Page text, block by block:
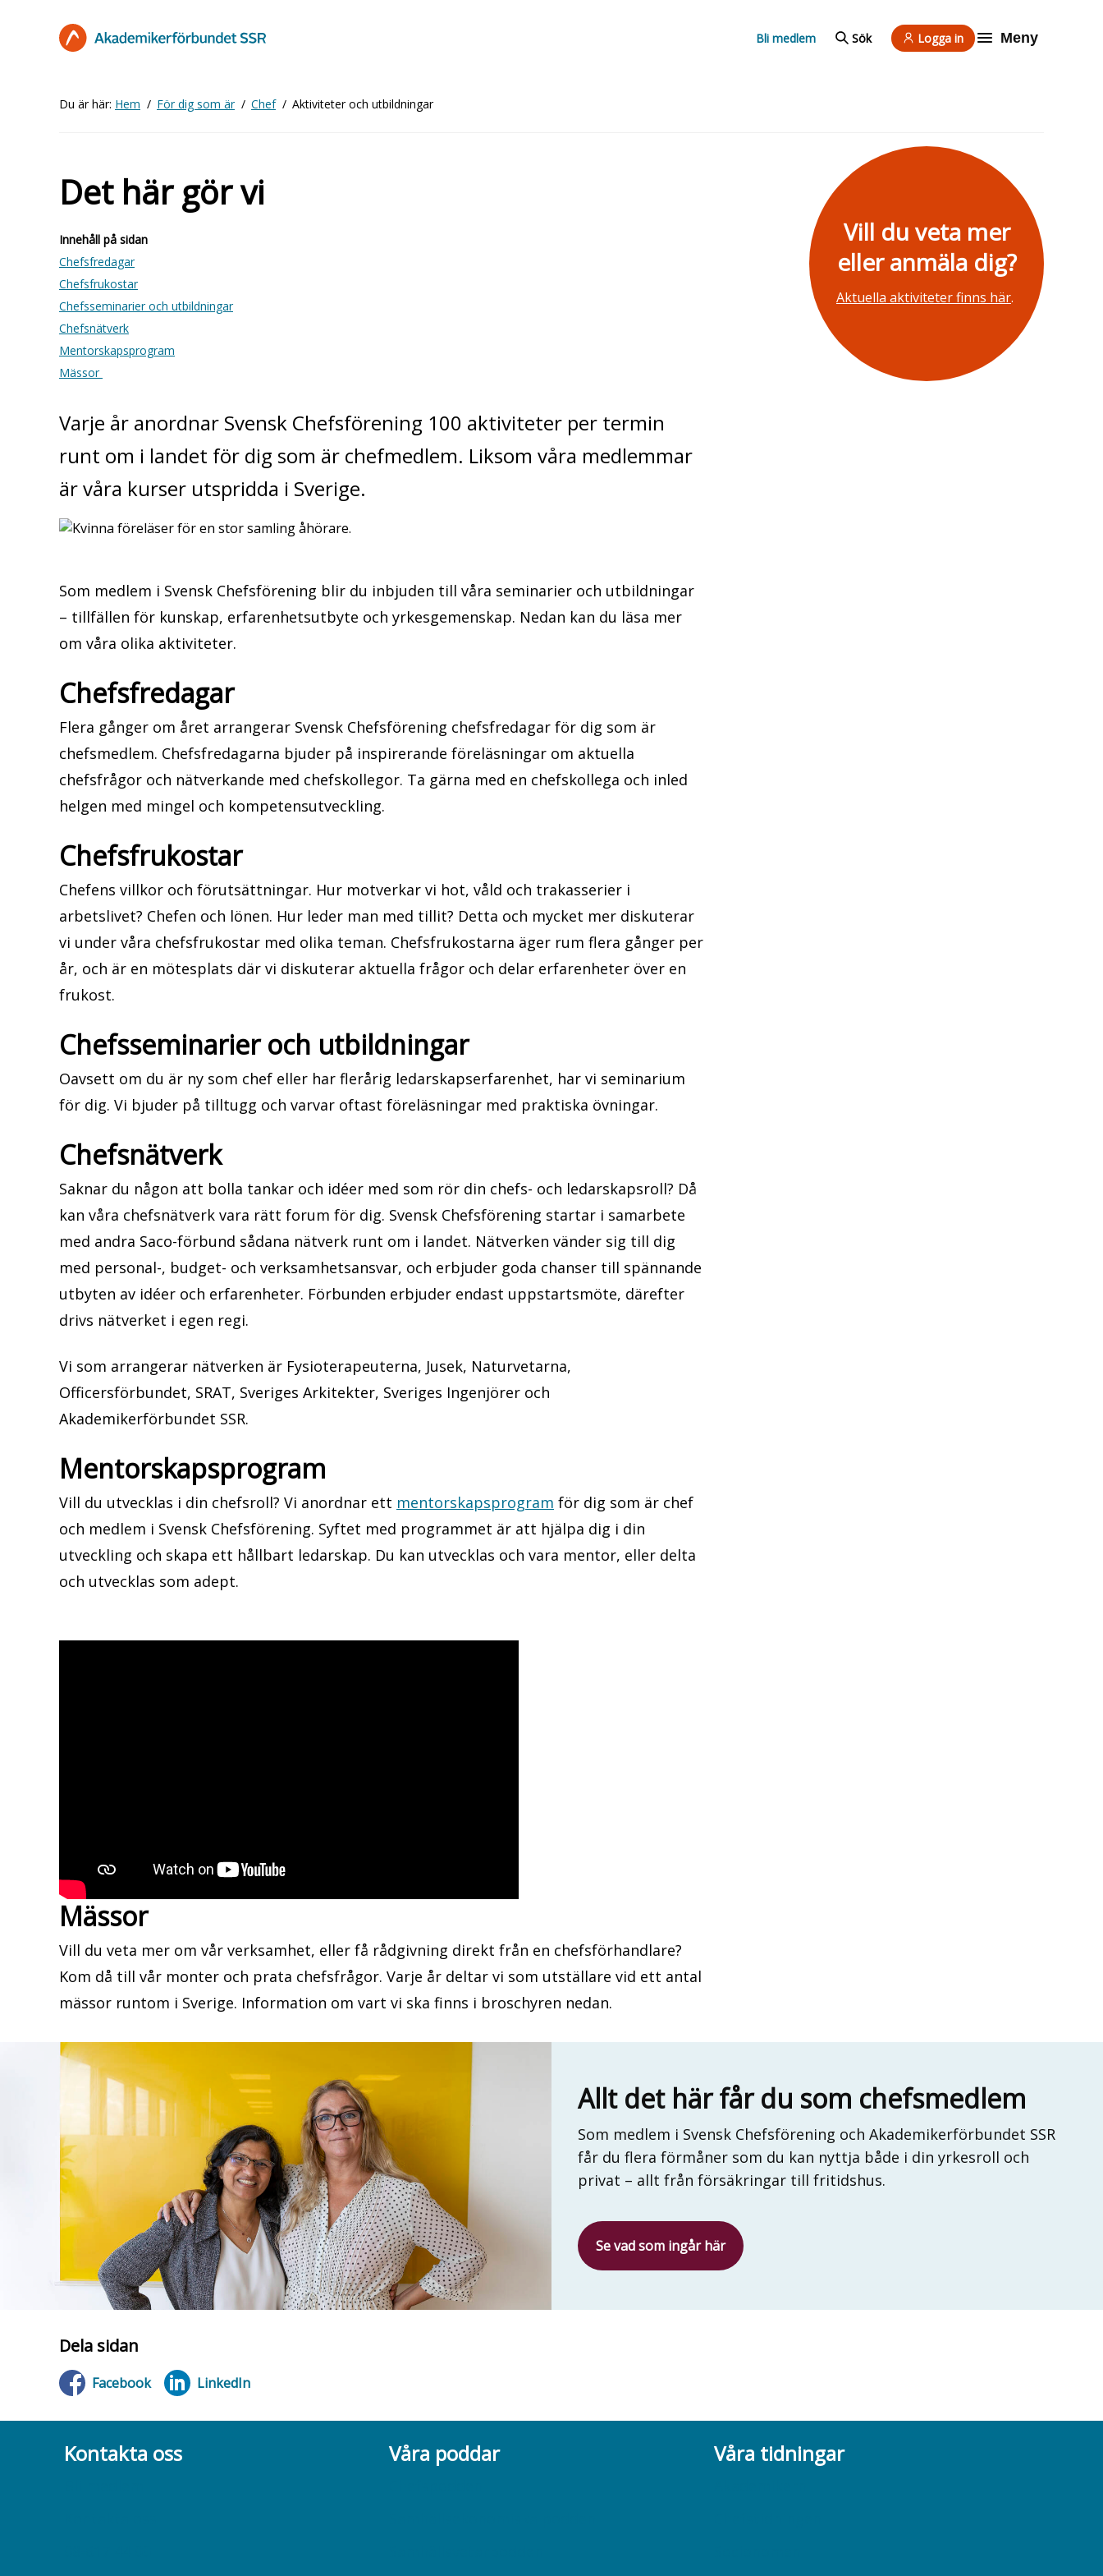
Bli medlem Sök Logga in Meny
Du är här: Hem För dig som är Chef Aktiviteter och utbildningar
Det här gör vi
Innehåll på sidan
Chefsfredagar
Chefsfrukostar
Chefsseminarier och utbildningar
Chefsnätverk
Mentorskapsprogram
Mässor
Varje år anordnar Svensk Chefsförening 100 aktiviteter per termin
runt om i landet för dig som är chefmedlem. Liksom våra medlemmar
är våra kurser utspridda i Sverige.
Som medlem i Svensk Chefsförening blir du inbjuden till våra seminarier och utbildningar
– tillfällen för kunskap, erfarenhetsutbyte och yrkesgemenskap. Nedan kan du läsa mer
om våra olika aktiviteter.
Chefsfredagar
Flera gånger om året arrangerar Svensk Chefsförening chefsfredagar för dig som är
chefsmedlem. Chefsfredagarna bjuder på inspirerande föreläsningar om aktuella
chefsfrågor och nätverkande med chefskollegor. Ta gärna med en chefskollega och inled
helgen med mingel och kompetensutveckling.
Chefsfrukostar
Chefens villkor och förutsättningar. Hur motverkar vi hot, våld och trakasserier i
arbetslivet? Chefen och lönen. Hur leder man med tillit? Detta och mycket mer diskuterar
vi under våra chefsfrukostar med olika teman. Chefsfrukostarna äger rum flera gånger per
år, och är en mötesplats där vi diskuterar aktuella frågor och delar erfarenheter över en
frukost.
Chefsseminarier och utbildningar
Oavsett om du är ny som chef eller har flerårig ledarskapserfarenhet, har vi seminarium
för dig. Vi bjuder på tilltugg och varvar oftast föreläsningar med praktiska övningar.
Chefsnätverk
Saknar du någon att bolla tankar och idéer med som rör din chefs- och ledarskapsroll? Då
kan våra chefsnätverk vara rätt forum för dig. Svensk Chefsförening startar i samarbete
med andra Saco-förbund sådana nätverk runt om i landet. Nätverken vänder sig till dig
med personal-, budget- och verksamhetsansvar, och erbjuder goda chanser till spännande
utbyten av idéer och erfarenheter. Förbunden erbjuder endast uppstartsmöte, därefter
drivs nätverket i egen regi.
Vi som arrangerar nätverken är Fysioterapeuterna, Jusek, Naturvetarna,
Officersförbundet, SRAT, Sveriges Arkitekter, Sveriges Ingenjörer och
Akademikerförbundet SSR.
Mentorskapsprogram
Vill du utvecklas i din chefsroll? Vi anordnar ett mentorskapsprogram för dig som är chef
och medlem i Svensk Chefsförening. Syftet med programmet är att hjälpa dig i din
utveckling och skapa ett hållbart ledarskap. Du kan utvecklas och vara mentor, eller delta
och utvecklas som adept.
Mässor
Vill du veta mer om vår verksamhet, eller få rådgivning direkt från en chefsförhandlare?
Kom då till vår monter och prata chefsfrågor. Varje år deltar vi som utställare vid ett antal
mässor runtom i Sverige. Information om vart vi ska finns i broschyren nedan.
Vill du veta mer
eller anmäla dig?
Aktuella aktiviteter finns här.
Allt det här får du som chefsmedlem
Som medlem i Svensk Chefsförening och Akademikerförbundet SSR
får du flera förmåner som du kan nyttja både i din yrkesroll och
privat – allt från försäkringar till fritidshus.
Se vad som ingår här
Dela sidan
Facebook LinkedIn
Kontakta oss Våra poddar Våra tidningar